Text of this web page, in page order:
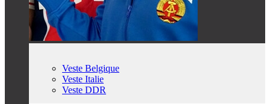
Veste Belgique
Veste Italie
Veste DDR